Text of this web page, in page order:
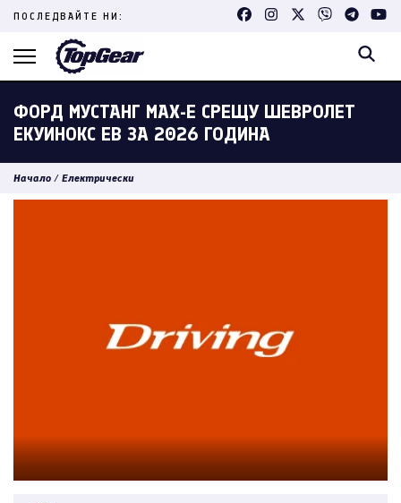
Skip
content
ПОСЛЕДВАЙТЕ НИ:
ФОРД МУСТАНГ МАХ-Е СРЕЩУ ШЕВРОЛЕТ
ЕКУИНОКС ЕВ ЗА 2026 ГОДИНА
Начало / Електрически